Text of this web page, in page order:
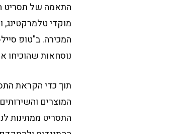
התאמה של תסריט
מוקדי
המכירה. ב"טופ
נוסחאות שהוכיחו
תוך כדי הקראת
המוצרים
התסריט ממתינות